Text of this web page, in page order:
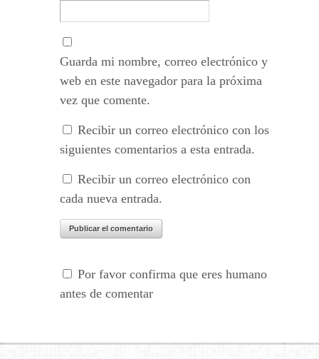
Guarda mi nombre, correo electrónico y
web en este navegador para la próxima
vez que comente.
Recibir un correo electrónico con los
siguientes comentarios a esta entrada.
Recibir un correo electrónico con
cada nueva entrada.
Por favor confirma que eres humano
antes de comentar